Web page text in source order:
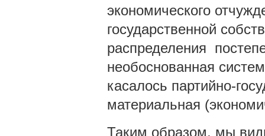
экономического
государственной
распределения
необоснованная
касалось партийно-
материальная
Таким образом, мы